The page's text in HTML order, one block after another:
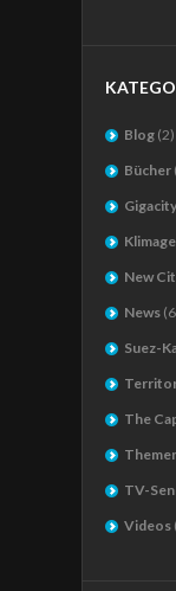
Blog (2)
Bücher
Gigacity
New
News
Suez-
The
TV-
Videos